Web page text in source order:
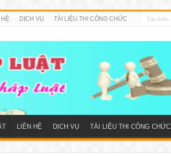
HỆ DỊCH VỤ TÀI LIỆU THI CÔNG CHỨC
LIÊN HỆ DỊCH VỤ TÀI LIỆU THI CÔNG CHỨC